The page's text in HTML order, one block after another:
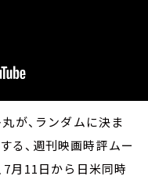
丸が、ランダムに決ま
る、週刊映画時評ムー
7月11日から日米同時